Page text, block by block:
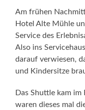
Am frühen
Hotel Alte Mühle
Service des
Also ins
darauf verwiesen,
und Kindersitze
Das Shuttle kam
waren dieses mal